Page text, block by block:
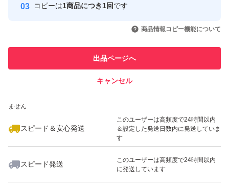
引を完了させた実績があります
での取引実績があります
ません
スピード＆安心発送
このユーザーは高頻度で24時間以内
＆設定した発送日数内に発送していま
す
スピード発送
このユーザーは高頻度で24時間以内
に発送しています
コピーは1商品につき1回です
商品情報コピー機能について
出品ページへ
キャンセル
いいね！
4,400